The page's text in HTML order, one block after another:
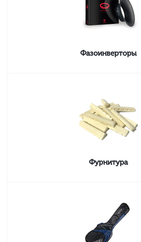
Фазоинверторы
Фурнитура